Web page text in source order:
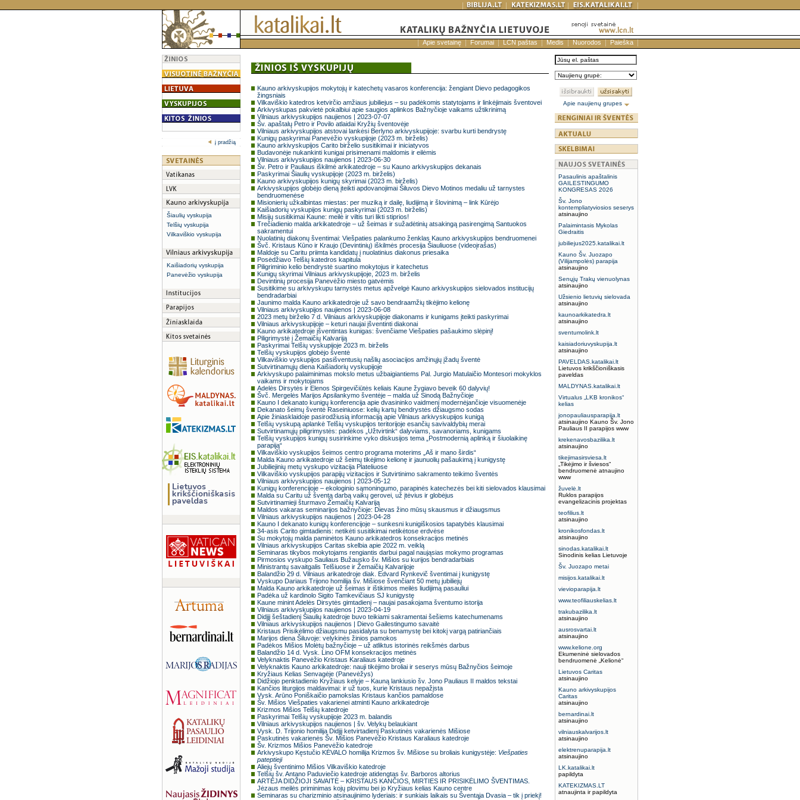
Apie svetainę Forumai LCN paštas Medis Nuorodos Paieška
į pradžią
Šiaulių vyskupija
Telšių vyskupija
Vilkaviškio vyskupija
Kaišiadorių vyskupija
Panevėžio vyskupija
Kauno arkivyskupijos mokytojų ir katechetų vasaros konferencija: žengiant Dievo pedagogikos
žingsniais
Vilkaviškio katedros ketvirčio amžiaus jubiliejus – su padėkomis statytojams ir linkėjimais šventovei
Arkivyskupas pakvietė pokalbiui apie saugios aplinkos Bažnyčioje vaikams užtikrinimą
Vilniaus arkivyskupijos naujienos | 2023-07-07
Šv. apaštalų Petro ir Povilo atlaidai Kryžių šventovėje
Vilniaus arkivyskupijos atstovai lankėsi Berlyno arkivyskupijoje: svarbu kurti bendrystę
Kunigų paskyrimai Panevėžio vyskupijoje (2023 m. birželis)
Kauno arkivyskupijos Carito birželio susitikimai ir iniciatyvos
Budavonėje nukankinti kunigai prisimenami maldomis ir eilėmis
Vilniaus arkivyskupijos naujienos | 2023-06-30
Šv. Petro ir Pauliaus iškilmė arkikatedroje – su Kauno arkivyskupijos dekanais
Paskyrimai Šiaulių vyskupijoje (2023 m. birželis)
Kauno arkivyskupijos kunigų skyrimai (2023 m. birželis)
Arkivyskupijos globėjo dieną įteikti apdovanojimai Šiluvos Dievo Motinos medaliu už tarnystes
bendruomenėse
Misionierių užkalbintas miestas: per muziką ir dailę, liudijimą ir šlovinimą – link Kūrėjo
Kaišiadorių vyskupijos kunigų paskyrimai (2023 m. birželis)
Misijų susitikimai Kaune: meilė ir viltis turi likti stiprios!
Trečiadienio malda arkikatedroje – už šeimas ir sužadėtinių atsakingą pasirengimą Santuokos
sakramentui
Nuolatinių diakonų šventimai: Viešpaties palankumo ženklas Kauno arkivyskupijos bendruomenei
Švč. Kristaus Kūno ir Kraujo (Devintinių) iškilmės procesija Šiauliuose (videoįrašas)
Maldoje su Caritu priimta kandidatų į nuolatinius diakonus priesaika
Posėdžiavo Telšių katedros kapitula
Piligriminio kelio bendrystė suartino mokytojus ir katechetus
Kunigų skyrimai Vilniaus arkivyskupijoje, 2023 m. birželis
Devintinių procesija Panevėžio miesto gatvėmis
Susitikime su arkivyskupu tarnystės metus apžvelgė Kauno arkivyskupijos sielovados institucijų
bendradarbiai
Jaunimo malda Kauno arkikatedroje už savo bendraamžių tikėjimo kelionę
Vilniaus arkivyskupijos naujienos | 2023-06-08
2023 metų birželio 7 d. Vilniaus arkivyskupijoje diakonams ir kunigams įteikti paskyrimai
Vilniaus arkivyskupijoje – keturi naujai įšventinti diakonai
Kauno arkikatedroje įšventintas kunigas: švenčiame Viešpaties pašaukimo slėpinį!
Piligrimystė į Žemaičių Kalvariją
Paskyrimai Telšių vyskupijoje 2023 m. birželis
Telšių vyskupijos globėjo šventė
Vilkaviškio vyskupijos pasišventusių našlių asociacijos amžinųjų įžadų šventė
Sutvirtinamųjų diena Kaišiadorių vyskupijoje
Arkivyskupo palaiminimas mokslo metus užbaigiantiems Pal. Jurgio Matulaičio Montesori mokyklos
vaikams ir mokytojams
Adelės Dirsytės ir Elenos Spirgevičiūtės keliais Kaune žygiavo beveik 60 dalyvių!
Švč. Mergelės Marijos Apsilankymo šventėje – malda už Sinodą Bažnyčioje
Kauno I dekanato kunigų konferencija apie dvasininko vaidmenį modernėjančioje visuomenėje
Dekanato šeimų šventė Raseiniuose: kelių kartų bendrystės džiaugsmo sodas
Apie žiniasklaidoje pasirodžiusią informaciją apie Vilniaus arkivyskupijos kunigą
Telšių vyskupą aplankė Telšių vyskupijos teritorijoje esančių savivaldybių merai
Sutvirtinamųjų piligrimystės: padėkos „Užtvirtink“ dalyviams, savanoriams, kunigams
Telšių vyskupijos kunigų susirinkime vyko diskusijos tema „Postmodernią aplinką ir šiuolaikinę
parapiją“
Vilkaviškio vyskupijos šeimos centro programa moterims „Aš ir mano širdis“
Malda Kauno arkikatedroje už šeimų tikėjimo kelionę ir jaunuolių pašaukimą į kunigystę
Jubiliejinių metų vyskupo vizitacija Plateliuose
Vilkaviškio vyskupijos parapijų vizitacijos ir Sutvirtinimo sakramento teikimo šventės
Vilniaus arkivyskupijos naujienos | 2023-05-12
Kunigų konferencijoje – ekologinio sąmoningumo, parapinės katechezės bei kiti sielovados klausimai
Malda su Caritu už šventą darbą vaikų gerovei, už įtėvius ir globėjus
Sutvirtinamieji šturmavo Žemaičių Kalvariją
Maldos vakaras seminarijos bažnyčioje: Dievas žino mūsų skausmus ir džiaugsmus
Vilniaus arkivyskupijos naujienos | 2023-04-28
Kauno I dekanato kunigų konferencijoje – sunkesni kunigiškosios tapatybės klausimai
34-asis Carito gimtadienis: netikėti susitikimai netikėtose erdvėse
Su mokytojų malda paminėtos Kauno arkikatedros konsekracijos metinės
Vilniaus arkivyskupijos Caritas skelbia apie 2022 m. veiklą
Seminaras tikybos mokytojams rengiantis darbui pagal naująsias mokymo programas
Pirmosios vyskupo Sauliaus Bužausko šv. Mišios su kurijos bendradarbiais
Ministrantų savaitgalis Telšiuose ir Žemaičių Kalvarijoje
Balandžio 29 d. Vilniaus arikatedroje diak. Edvard Rynkevič šventimai į kunigystę
Vyskupo Dariaus Trijono homilija šv. Mišiose švenčiant 50 metų jubiliejų
Malda Kauno arkikatedroje už šeimas ir ištikimos meilės liudijimą pasauliui
Padėka už kardinolo Sigito Tamkevičiaus SJ kunigystę
Kaune minint Adelės Dirsytės gimtadienį – naujai pasakojama šventumo istorija
Vilniaus arkivyskupijos naujienos | 2023-04-19
Didįjį šeštadienį Šiaulių katedroje buvo teikiami sakramentai šešiems katechumenams
Vilniaus arkivyskupijos naujienos | Dievo Gailestingumo savaitė
Kristaus Prisikėlimo džiaugsmu pasidalyta su benamystę bei kitokį vargą patiriančiais
Marijos diena Šiluvoje: velykinės žinios pamokos
Padėkos Mišios Molėtų bažnyčioje – už atliktus istorinės reikšmės darbus
Balandžio 14 d. Vysk. Lino OFM konsekracijos metinės
Velyknaktis Panevėžio Kristaus Karaliaus katedroje
Velyknaktis Kauno arkikatedroje: nauji tikėjimo broliai ir seserys mūsų Bažnyčios šeimoje
Kryžiaus Kelias Senvagėje (Panevėžys)
Didžiojo penktadienio Kryžiaus kelyje – Kauną lankiusio šv. Jono Pauliaus II maldos tekstai
Kančios liturgijos maldavimai: ir už tuos, kurie Kristaus nepažįsta
Vysk. Arūno Poniškaičio pamokslas Kristaus kančios pamaldose
Šv. Mišios Viešpaties vakarienei atminti Kauno arkikatedroje
Krizmos Mišios Telšių katedroje
Paskyrimai Telšių vyskupijoje 2023 m. balandis
Vilniaus arkivyskupijos naujienos | šv. Velykų belaukiant
Vysk. D. Trijonio homilija Didįjį ketvirtadienį Paskutinės vakarienės Mišiose
Paskutinės vakarienės Šv. Mišios Panevėžio Kristaus Karaliaus katedroje
Šv. Krizmos Mišios Panevėžio katedroje
Arkivyskupo Kęstučio KĖVALO homilija Krizmos šv. Mišiose su broliais kunigystėje: Viešpaties
pateptieji
Aliejų šventinimo Mišios Vilkaviškio katedroje
Telšių šv. Antano Paduviečio katedroje atidengtas šv. Barboros altorius
ARTĖJA DIDŽIOJI SAVAITĖ – KRISTAUS KANČIOS, MIRTIES IR PRISIKĖLIMO ŠVENTIMAS.
Jėzaus meilės priminimas kojų plovimu bei jo Kryžiaus kelias Kauno centre
Seminaras su charizminio atsinaujinimo lyderiais: ir sunkiais laikais su Šventąja Dvasia – tik į priekį!
Apie naujienų grupes
Pasaulinis apaštalinis
GAILESTINGUMO
KONGRESAS 2026
Šv. Jono
kontempliatyviosios seserys
atsinaujino
Palaimintasis Mykolas
Giedraitis
jubiliejus2025.katalikai.lt
Kauno Šv. Juozapo
(Vilijampolės) parapija
atsinaujino
Senųjų Trakų vienuolynas
atsinaujino
Užsienio lietuvių sielovada
atsinaujino
kaunoarkikatedra.lt
atsinaujino
sventumolink.lt
kaisiadoriuvyskupija.lt
atsinaujino
PAVELDAS.katalikai.lt
Lietuvos krikščioniškasis
paveldas
MALDYNAS.katalikai.lt
Virtualus „LKB kronikos“
kelias
jonopauliausparapija.lt
atsinaujino Kauno Šv. Jono
Pauliaus II parapijos www
krekenavosbazilika.lt
atsinaujino
tikejimasirsviesa.lt
„Tikėjimo ir šviesos“
bendruomenė atnaujino
www
žuvelė.lt
Ruklos parapijos
evangelizacinis projektas
teofilius.lt
atsinaujino
kronikosfondas.lt
atsinaujino
sinodas.katalikai.lt
Sinodinis kelias Lietuvoje
Šv. Juozapo metai
misijos.katalikai.lt
vievioparapija.lt
www.teofiliauskelias.lt
trakubazilika.lt
atsinaujino
ausrosvartai.lt
atsinaujino
www.kelione.org
Ekumeninė sielovados
bendruomenė „Kelionė“
Lietuvos Caritas
atsinaujino
Kauno arkivyskupijos
Caritas
atsinaujino
bernardinai.lt
atsinaujino
vilniauskalvarijos.lt
atsinaujino
elektrenuparapija.lt
atsinaujino
LK.katalikai.lt
papildyta
KATEKIZMAS.LT
atnaujinta ir papildyta